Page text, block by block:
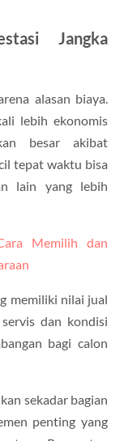
Jangka
alasan biaya.
lebih ekonomis
besar akibat
tepat waktu bisa
lain yang lebih
Memilih dan
memiliki nilai jual
dan kondisi
bagi calon
sekadar bagian
penting yang